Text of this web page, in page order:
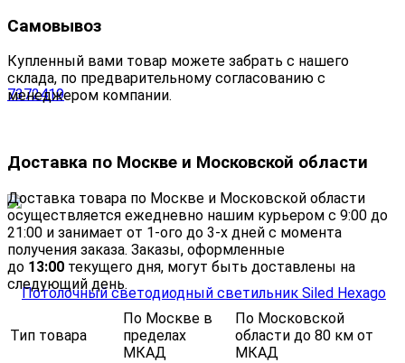
Самовывоз
Купленный вами товар можете забрать с нашего
склада, по предварительному согласованию с
менеджером компании.
Доставка по Москве и Московской области
Доставка товара по Москве и Московской области
осуществляется ежедневно нашим курьером с 9:00 до
21:00 и занимает от 1-ого до 3-х дней с момента
получения заказа. Заказы, оформленные
до 13:00 текущего дня, могут быть доставлены на
следующий день.
Тип товара
По Москве в
пределах
МКАД
По Московской
области до 80 км от
МКАД